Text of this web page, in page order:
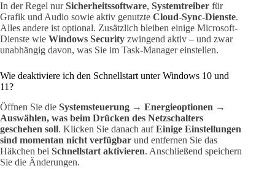
In der Regel nurSicherheitssoftware, Systemtreiber für
Grafik und Audio sowie aktiv genutzte Cloud-Sync-Dienste.
Alles andere ist optional. Zusätzlich bleiben einige Microsoft-
Dienste wie Windows Security zwingend aktiv – und zwar
unabhängig davon, was Sie im Task-Manager einstellen.
Wie deaktiviere ich den Schnellstart unter Windows 10 und
11?
Öffnen Sie die Systemsteuerung → Energieoptionen →
Auswählen, was beim Drücken des Netzschalters
geschehen soll. Klicken Sie danach aufEinige Einstellungen
sind momentan nicht verfügbar und entfernen Sie das
Häkchen bei Schnellstart aktivieren. Anschließend speichern
Sie die Änderungen.